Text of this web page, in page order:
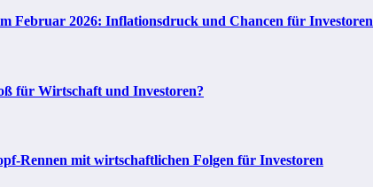
Februar 2026: Inflationsdruck und Chancen für Investoren
für Wirtschaft und Investoren?
Rennen mit wirtschaftlichen Folgen für Investoren